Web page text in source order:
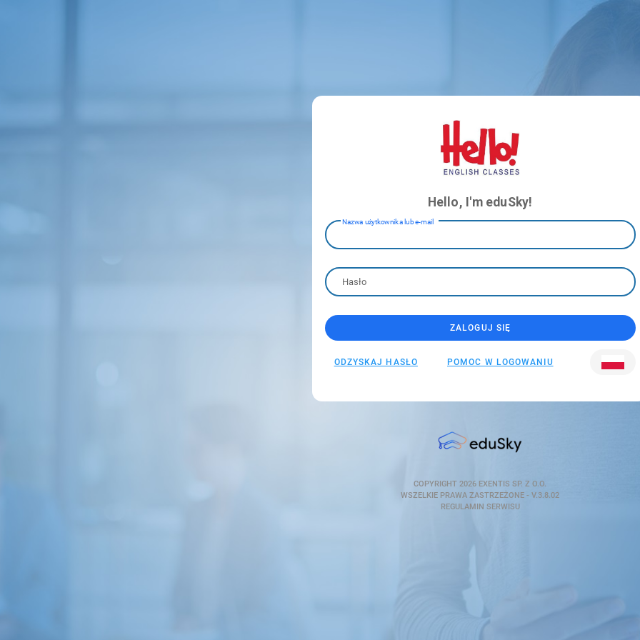
Hello, I'm eduSky!
Nazwa użytkownika lub e-mail
Hasło
ZALOGUJ SIĘ
ODZYSKAJ HASŁO POMOC W LOGOWANIU
dostęp do informacji na temat
COPYRIGHT 2026 EXENTIS SP. Z O.O.
WSZELKIE PRAWA ZASTRZEŻONE - V.3.8.02
REGULAMIN SERWISU